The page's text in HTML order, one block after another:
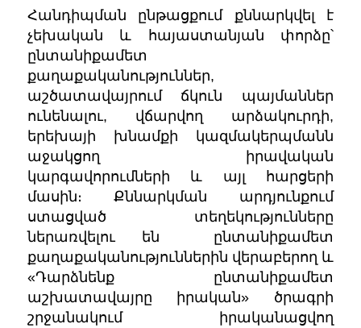
Հանդիպման ընթացքում քննարկվել է
չեխական և հայաստանյան փորձը՝
ընտանիքամետ
քաղաքականություններ,
աշծատավայրում ճկուն պայմաններ
ունենալու, վճարվող արձակուրդի,
երեխայի խնամքի կազմակերպմանն
աջակցող իրավական
կարգավորումների և այլ հարցերի
մասին։ Քննարկման արդյունքում
ստացված տեղեկությունները
ներառվելու են ընտանիքամետ
քաղաքականություններին վերաբերող և
«Դարձնենք ընտանիքամետ
աշխատավայրը իրական» ծրագրի
շրջանակում իրականացվող